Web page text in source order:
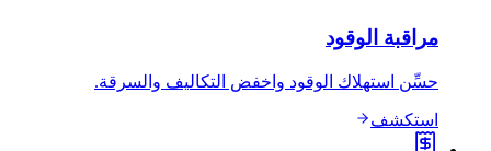
مراقبة الوقود
حسِّن استهلاك الوقود واخفض التكاليف والسرقة.
استكشف